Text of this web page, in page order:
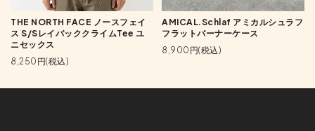
THE NORTH FACE ノースフェイ
ス S/SレイバッククライムTee ユ
ニセックス
8,250円(税込)
AMICAL.Schlaf アミカルシュラフ
フラットバーナーケース
8,900円(税込)